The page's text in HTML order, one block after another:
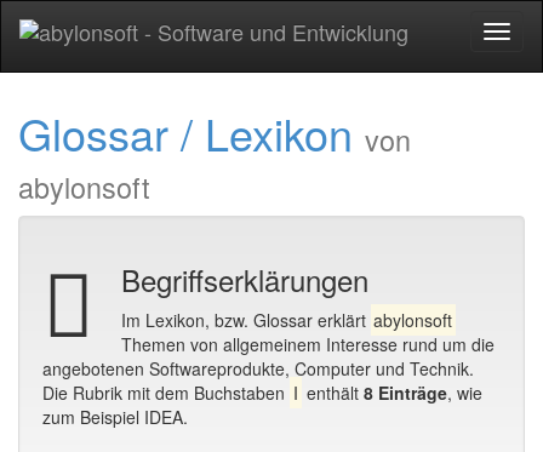
Glossar / Lexikon von
abylonsoft
Begriffserklärungen
Im Lexikon, bzw. Glossar erklärt abylonsoft
Themen von allgemeinem Interesse rund um die
angebotenen Softwareprodukte, Computer und Technik.
Die Rubrik mit dem Buchstaben I enthält 8 Einträge, wie
zum Beispiel IDEA.